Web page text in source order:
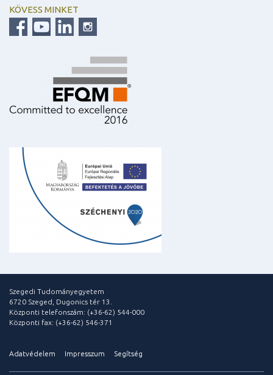
KÖVESS MINKET
Szegedi Tudományegyetem
6720 Szeged, Dugonics tér 13.
Központi telefonszám: (+36-62) 544-000
Központi fax: (+36-62) 546-371
Adatvédelem Impresszum Segítség